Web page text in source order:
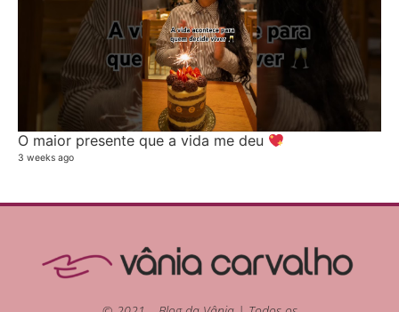
O maior presente que a vida me deu
3 weeks ago